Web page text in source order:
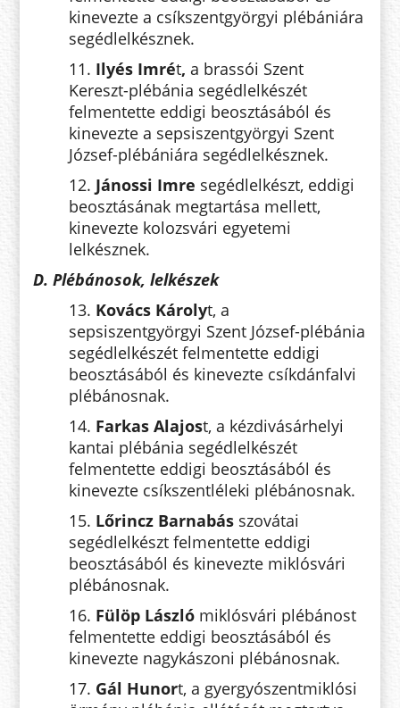
kinevezte a csíkszentgyörgyi plébániára
segédlelkésznek.
11. Ilyés Imrét,a brassói Szent
Kereszt-plébánia segédlelkészét
felmentette eddigi beosztásából és
kinevezte a sepsiszentgyörgyi Szent
József-plébániára segédlelkésznek.
12. Jánossi Imre segédlelkészt, eddigi
beosztásának megtartása mellett,
kinevezte kolozsvári egyetemi
lelkésznek.
D. Plébánosok, lelkészek
13. Kovács Károlyt, a
sepsiszentgyörgyi Szent József-plébánia
segédlelkészét felmentette eddigi
beosztásából és kinevezte csíkdánfalvi
plébánosnak.
14. Farkas Alajost, a kézdivásárhelyi
kantai plébánia segédlelkészét
felmentette eddigi beosztásából és
kinevezte csíkszentléleki plébánosnak.
15. Lőrincz Barnabás szovátai
segédlelkészt felmentette eddigi
beosztásából és kinevezte miklósvári
plébánosnak.
16. Fülöp László miklósvári plébánost
felmentette eddigi beosztásából és
kinevezte nagykászoni plébánosnak.
17. Gál Hunort, a gyergyószentmiklósi